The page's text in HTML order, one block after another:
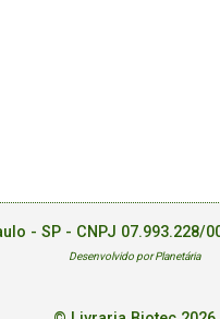
- SP - CNPJ 07.993.228/
Desenvolvido por Planetária